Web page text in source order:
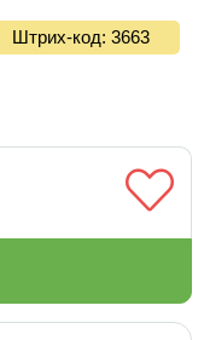
Штрих-код: 3663